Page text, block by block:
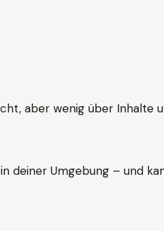
aber wenig über
deiner Umgebung – und